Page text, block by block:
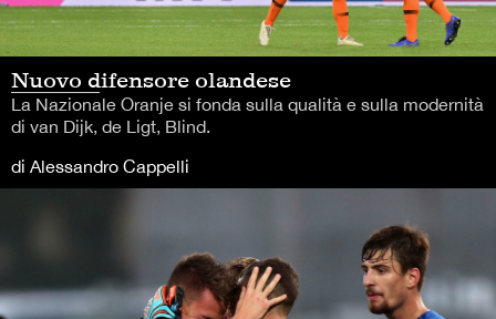
Nuovo difensore olandese
La Nazionale Oranje si fonda sulla qualità e sulla modernità
di van Dijk, de Ligt, Blind.
di Alessandro Cappelli